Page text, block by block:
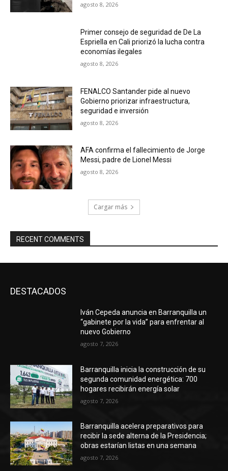
agosto 8, 2026
Primer consejo de seguridad de De La
Espriella en Cali priorizó la lucha contra
economías ilegales
agosto 8, 2026
FENALCO Santander pide al nuevo
Gobierno priorizar infraestructura,
seguridad e inversión
agosto 8, 2026
AFA confirma el fallecimiento de Jorge
Messi, padre de Lionel Messi
agosto 8, 2026
Cargar más
RECENT COMMENTS
DESTACADOS
Iván Cepeda anuncia en Barranquilla un
“gabinete por la vida” para enfrentar al
nuevo Gobierno
agosto 7, 2026
Barranquilla inicia la construcción de su
segunda comunidad energética: 700
hogares recibirán energía solar
agosto 7, 2026
Barranquilla acelera preparativos para
recibir la sede alterna de la Presidencia;
obras estarían listas en una semana
agosto 7, 2026